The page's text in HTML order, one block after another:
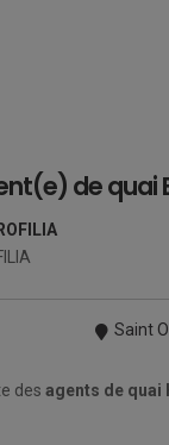
de quai
Saint
des agents de quai